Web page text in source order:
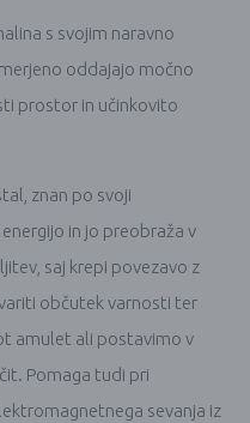
s svojim naravno
oddajajo močno
prostor in učinkovito
znan po svoji
in jo preobraža v
saj krepi povezavo z
občutek varnosti ter
amulet ali postavimo v
Pomaga tudi pri
sevanja iz